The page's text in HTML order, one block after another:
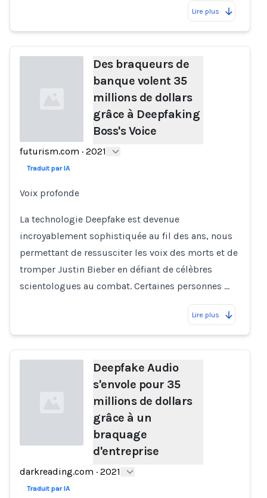
Lire plus
Loading...
Des braqueurs de
banque volent 35
millions de dollars
grâce à Deepfaking
Boss's Voice
futurism.com · 2021
Traduit par IA
Voix profonde
La technologie Deepfake est devenue
incroyablement sophistiquée au fil des ans, nous
permettant de ressusciter les voix des morts et de
tromper Justin Bieber en défiant de célèbres
scientologues au combat. Certaines personnes …
Lire plus
Loading...
Deepfake Audio
s'envole pour 35
millions de dollars
grâce à un
braquage
d'entreprise
darkreading.com · 2021
Traduit par IA